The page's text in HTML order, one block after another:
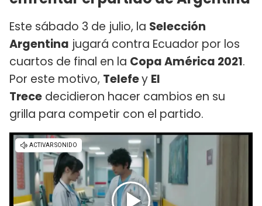
Este sábado 3 de julio, la Selección
Argentina jugará contra Ecuador por los
cuartos de final en la Copa América 2021.
Por este motivo, Telefey El
Trece decidieron hacer cambios en su
grilla para competir con el partido.